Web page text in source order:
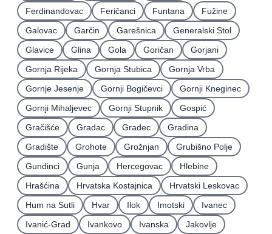
Ferdinandovac
Feričanci Funtana
Fužine
Galovac
Garčin Garešnica
Generalski Stol
Glavice
Glina Gola Goričan
Gorjani
Gornja Rijeka
Gornja Stubica
Gornja Vrba
Gornje Jesenje
Gornji Bogičevci
Gornji Kneginec
Gornji Mihaljevec
Gornji Stupnik
Gospić
Gračišće
Gradac Gradec
Gradina
Gradište
Grohote Grožnjan
Grubišno Polje
Gundinci
Gunja Hercegovac
Hlebine
Hrašćina
Hrvatska Kostajnica
Hrvatski Leskovac
Hum na Sutli
Hvar Ilok Imotski
Ivanec
Ivanić-Grad
Ivankovo Ivanska
Jakovlje